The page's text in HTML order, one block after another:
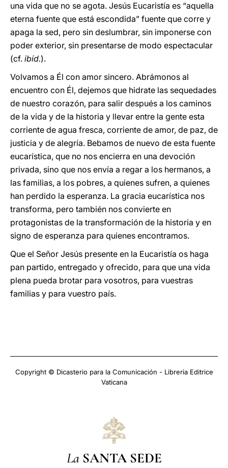
una vida que no se agota. Jesús Eucaristía es “aquella
eterna fuente que está escondida” fuente que corre y
apaga la sed, pero sin deslumbrar, sin imponerse con
poder exterior, sin presentarse de modo espectacular
(cf. ibíd.).
Volvamos a Él con amor sincero. Abrámonos al
encuentro con Él, dejemos que hidrate las sequedades
de nuestro corazón, para salir después a los caminos
de la vida y de la historia y llevar entre la gente esta
corriente de agua fresca, corriente de amor, de paz, de
justicia y de alegría. Bebamos de nuevo de esta fuente
eucarística, que no nos encierra en una devoción
privada, sino que nos envía a regar a los hermanos, a
las familias, a los pobres, a quienes sufren, a quienes
han perdido la esperanza. La gracia eucarística nos
transforma, pero también nos convierte en
protagonistas de la transformación de la historia y en
signo de esperanza para quienes encontramos.
Que el Señor Jesús presente en la Eucaristía os haga
pan partido, entregado y ofrecido, para que una vida
plena pueda brotar para vosotros, para vuestras
familias y para vuestro país.
Copyright © Dicasterio para la Comunicación - Libreria Editrice
Vaticana
La SANTA SEDE